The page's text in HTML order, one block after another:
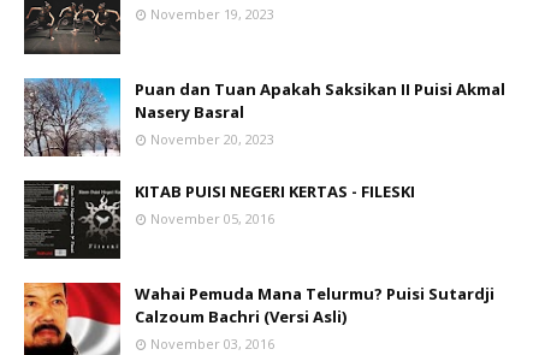
November 19, 2023
Puan dan Tuan Apakah Saksikan II Puisi Akmal
Nasery Basral
November 20, 2023
KITAB PUISI NEGERI KERTAS - FILESKI
November 05, 2016
Wahai Pemuda Mana Telurmu? Puisi Sutardji
Calzoum Bachri (Versi Asli)
November 03, 2016